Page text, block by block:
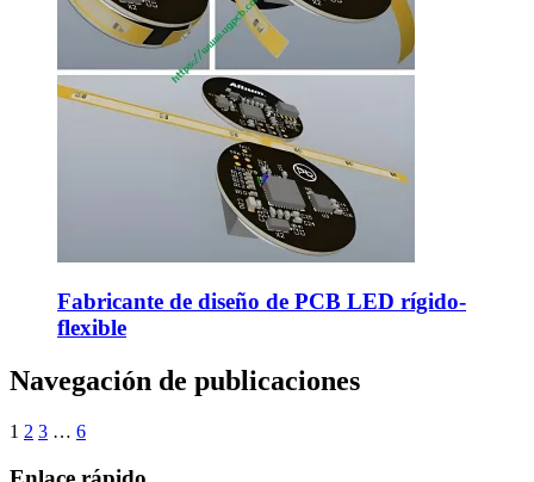
Fabricante de diseño de PCB LED rígido-
flexible
Navegación de publicaciones
1 2 3 … 6